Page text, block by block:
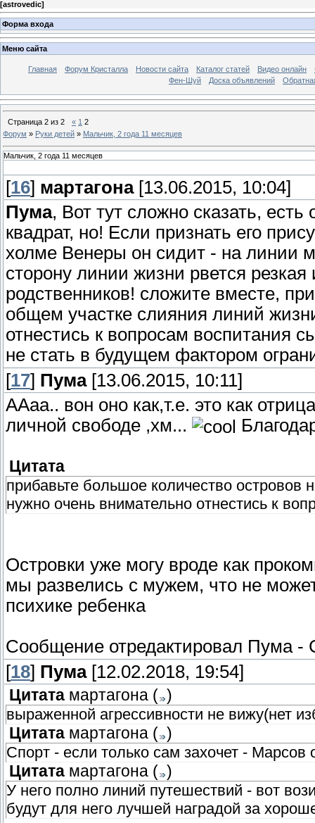
[astrovedic]
Форма входа
Меню сайта
Главная Форум Кристалла Новости сайта Каталог статей Видео онлайн
Фен-Шуй
Доска объявлений
Страница 2 из 2 « 1 2
Форум » Руки детей » Мальчик, 2 года 11 месяцев
Мальчик, 2 года 11 месяцев
[16] мартагона[13.06.2015, 10:04]
Пума, Вот тут сложно сказать,
квадрат, но! Если признать его
холме Венеры он сидит - на линии
сторону линии жизни рвется
родственников! сложите вместе,
общем участке слияния линий
отнестись к вопросам воспитания
не стать в будущем фактором
[17] Пума[13.06.2015, 10:11]
ААаа.. вон оно как,т.е. это как
личной свободе ,хм...
Цитата
прибавьте большое количество
нужно очень внимательно отнестись к
Островки уже могу вроде как
мы развелись с мужем, что не
психике ребенка
Сообщение отредактировал Пума-
[18] Пума[12.02.2018, 19:54]
Цитата мартагона ( )
выраженной агрессивности не вижу(нет
Цитата мартагона ( )
Спорт - если только сам захочет - Марсов
Цитата мартагона ( )
У него полно линий путешествий - вот
будут для него лучшей наградой за